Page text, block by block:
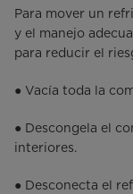
Para mover un
y el manejo
para reducir el
● Vacía toda la
● Descongela el
interiores.
● Desconecta el